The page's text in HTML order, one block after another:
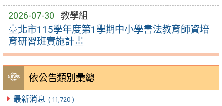
2026-07-30 教學組
臺北市115學年度第1學期中小學書法教育師資培
育研習班實施計畫
依公告類別彙總
最新消息 ( 11,720 )